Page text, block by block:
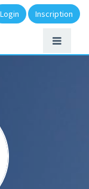
Login Inscription